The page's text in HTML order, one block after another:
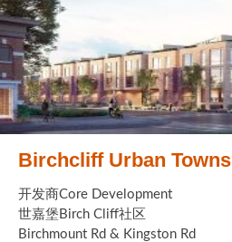
Birchcliff Urban Towns
开发商Core Development
世嘉堡Birch Cliff社区
Birchmount Rd & Kingston Rd